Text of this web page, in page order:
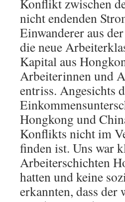
Konflikt zwischen
nicht endenden
Einwanderer aus
die neue
Kapital aus
Arbeiterinnen und
entriss. Angesichts
Hongkong und
Konflikts nicht im
finden ist. Uns war
Arbeiterschichten
hatten und keine
erkannten, dass